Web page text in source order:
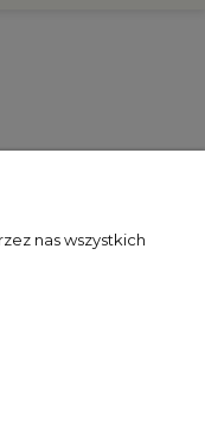
nas wszystkich